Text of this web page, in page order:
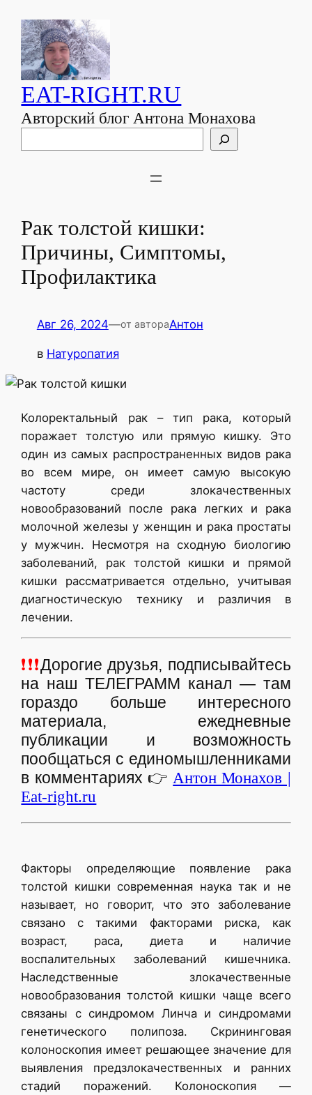
EAT-RIGHT.RU
Авторский блог Антона Монахова
Рак толстой кишки:
Причины, Симптомы,
Профилактика
Авг 26, 2024—от автораАнтон
в Натуропатия
Колоректальный рак – тип рака, который
поражает толстую или прямую кишку. Это
один из самых распространенных видов рака
во всем мире, он имеет самую высокую
частоту среди злокачественных
новообразований после рака легких и рака
молочной железы у женщин и рака простаты
у мужчин. Несмотря на сходную биологию
заболеваний, рак толстой кишки и прямой
кишки рассматривается отдельно, учитывая
диагностическую технику и различия в
лечении.
❗❗❗Дорогие друзья, подписывайтесь
на наш ТЕЛЕГРАММ канал — там
гораздо больше интересного
материала, ежедневные
публикации и возможность
пообщаться с единомышленниками
в комментариях 👉 Антон Монахов |
Eat-right.ru
Факторы определяющие появление рака
толстой кишки современная наука так и не
называет, но говорит, что это заболевание
связано с такими факторами риска, как
возраст, раса, диета и наличие
воспалительных заболеваний кишечника.
Наследственные злокачественные
новообразования толстой кишки чаще всего
связаны с синдромом Линча и синдромами
генетического полипоза. Скрининговая
колоноскопия имеет решающее значение для
выявления предзлокачественных и ранних
стадий поражений. Колоноскопия —